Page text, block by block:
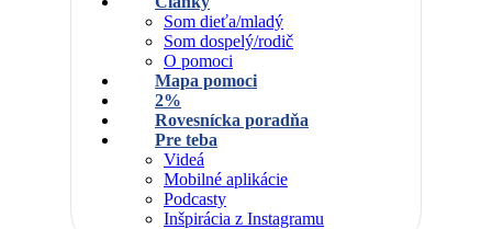
Som dieťa/mladý
Som dospelý/rodič
O pomoci
Mapa pomoci
2%
Rovesnícka poradňa
Pre teba
Videá
Mobilné aplikácie
Podcasty
Inšpirácia z Instagramu